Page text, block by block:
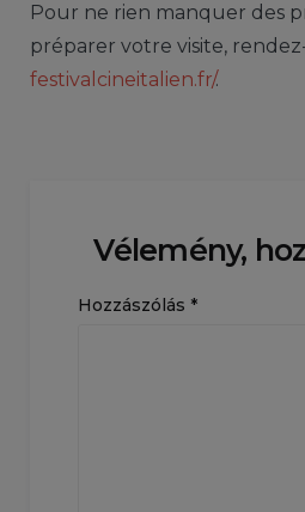
Pour ne rien manquer des
préparer votre visite,
festivalcineitalien.fr/.
Vélemény,
Hozzászólás *